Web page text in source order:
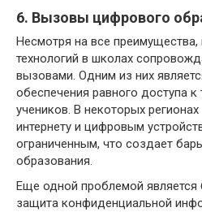
6. Вызовы цифрового
Несмотря на все
технологий в школах
вызовами. Одним из них
обеспечения равного доступа к
учеников. В некоторых
интернету и цифровым
ограниченным, что создает
образования.
Еще одной проблемой является
защита конфиденциальной